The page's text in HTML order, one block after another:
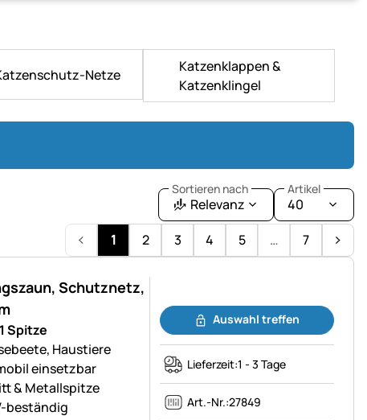
Netze
Katzenklappen &
Katzenklingel
Sortieren nach
Relevanz
Artikel
40
1
2 3 4 5 … 7
Schutznetz,
Spitze
Haustiere
einsetzbar
& Metallspitze
beständig
Auswahl treffen
Lieferzeit:1 - 3 Tage
Art.-Nr.:27849